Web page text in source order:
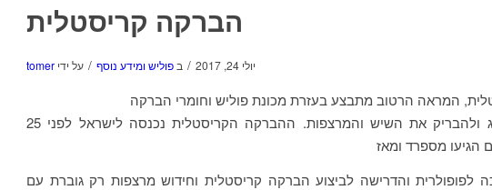
הברקה קריסטלית
יולי 24, 2017 / בפוליש ומידע נוסף / על ידי tomer
המראה הרטוב מתבצע בעזרת מכונת פוליש וחומרי הברקה
המיועדים לזגג ולהבריק את השיש והמרצפות. ההברקה הקריסטלית נכנסה לישראל לפני 25
הגיעו מספרד ומאז
לפופולרית והדרישה לביצוע הברקה קריסטלית וחידוש מרצפות רק גוברת עם